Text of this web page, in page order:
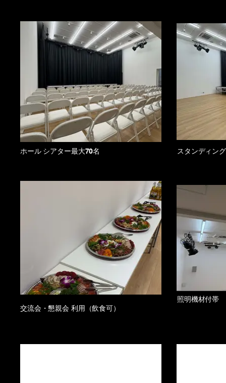
ホール シアター最大70名 スタンディン
照明機材付帯
交流会・懇親会 利用（飲食可）